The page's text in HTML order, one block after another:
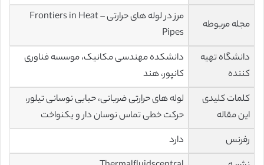
مجله مربوطه
مرز در لوله های حرارتی – Frontiers in Heat
Pipes
دانشگاه تهیه
کننده
دانشکده مهندسی مکانیک، موسسه فناوری
کانپور، هند
کلمات کلیدی
این مقاله
لوله های حرارتی ضربانی، حبابی نوسانی تیلور،
حرکت خطی تماس نوسان دار و یکنواخت
رفرنس
دارد